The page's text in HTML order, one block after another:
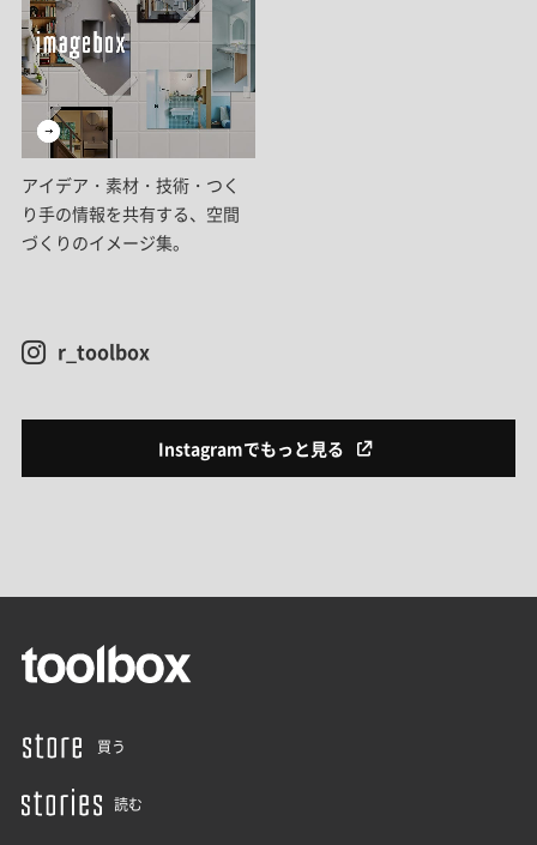
アイデア・素材・技術・つく
り手の情報を共有する、空間
づくりのイメージ集。
r_toolbox
Instagramでもっと見る
買う
読む